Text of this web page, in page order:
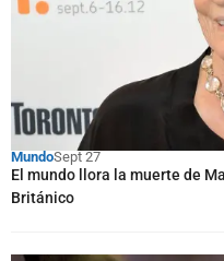
MundoSept 27
El mundo llora la muerte de
Británico